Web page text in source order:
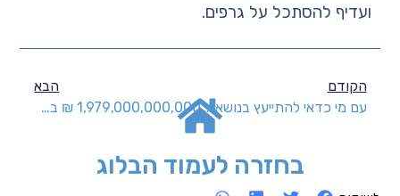
ועדיף להסתכל על גרפים.
הקודם
עם מי כדאי להתייעץ בנושאים כלכליים?
הבא
1,979,000,000,000 ₪ במזומן ופקדונות
בחזרה לעמוד הבלוג